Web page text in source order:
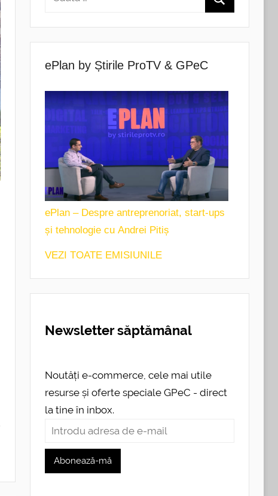
ePlan by Știrile ProTV & GPeC
ePlan – Despre antreprenoriat, start-ups
și tehnologie cu Andrei Pitiș
VEZI TOATE EMISIUNILE
Newsletter săptămânal
Noutăți e-commerce, cele mai utile
resurse și oferte speciale GPeC - direct
la tine în inbox.